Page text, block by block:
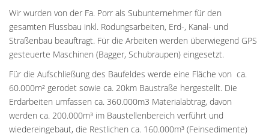
Wir wurden von der Fa. Porr als Subunternehmer für den
gesamten Flussbau inkl. Rodungsarbeiten, Erd-, Kanal- und
Straßenbau beauftragt. Für die Arbeiten werden überwiegend GPS
gesteuerte Maschinen (Bagger, Schubraupen) eingesetzt.
Für die Aufschließung des Baufeldes werde eine Fläche von ca.
60.000m² gerodet sowie ca. 20km Baustraße hergestellt. Die
Erdarbeiten umfassen ca. 360.000m3 Materialabtrag, davon
werden ca. 200.000m³ im Baustellenbereich verführt und
wiedereingebaut, die Restlichen ca. 160.000m³ (Feinsedimente)